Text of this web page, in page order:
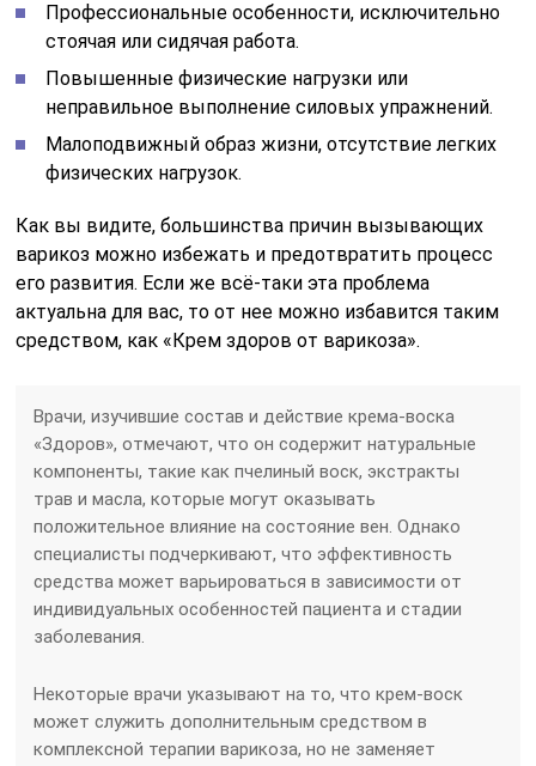
Профессиональные особенности, исключительно
стоячая или сидячая работа.
Повышенные физические нагрузки или
неправильное выполнение силовых упражнений.
Малоподвижный образ жизни, отсутствие легких
физических нагрузок.
Как вы видите, большинства причин вызывающих
варикоз можно избежать и предотвратить процесс
его развития. Если же всё-таки эта проблема
актуальна для вас, то от нее можно избавится таким
средством, как «Крем здоров от варикоза».
Врачи, изучившие состав и действие крема-воска
«Здоров», отмечают, что он содержит натуральные
компоненты, такие как пчелиный воск, экстракты
трав и масла, которые могут оказывать
положительное влияние на состояние вен. Однако
специалисты подчеркивают, что эффективность
средства может варьироваться в зависимости от
индивидуальных особенностей пациента и стадии
заболевания.
Некоторые врачи указывают на то, что крем-воск
может служить дополнительным средством в
комплексной терапии варикоза, но не заменяет